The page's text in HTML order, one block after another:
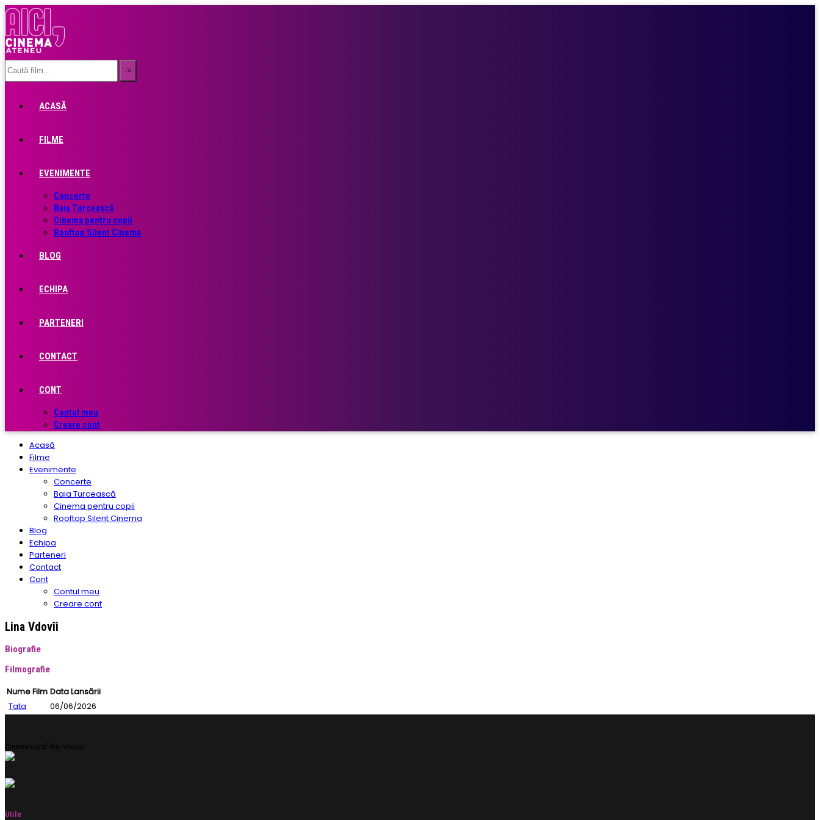
ACASĂ
FILME
EVENIMENTE
Concerte
Baia Turcească
Cinema pentru copii
Rooftop Silent Cinema
BLOG
ECHIPA
PARTENERI
CONTACT
CONT
Contul meu
Creare cont
Acasă
Filme
Evenimente
Concerte
Baia Turcească
Cinema pentru copii
Rooftop Silent Cinema
Blog
Echipa
Parteneri
Contact
Cont
Contul meu
Creare cont
Lina Vdovîi
Biografie
Filmografie
Nume Film Data Lansării
Tata
06/06/2026
Cinematograf din rețeaua
Utile